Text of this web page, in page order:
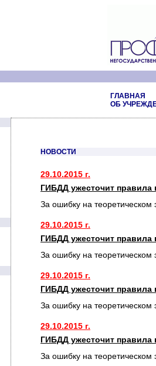
ГЛАВНАЯ
ОБ
НОВОСТИ
29.10.2015 г.
ГИБДД ужесточит правила
За ошибку на теоретическом
29.10.2015 г.
ГИБДД ужесточит правила
За ошибку на теоретическом
29.10.2015 г.
ГИБДД ужесточит правила
За ошибку на теоретическом
29.10.2015 г.
ГИБДД ужесточит правила
За ошибку на теоретическом